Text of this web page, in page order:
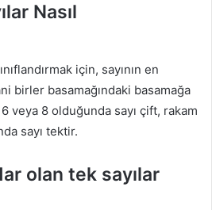
Nasıl
için, sayının en
birler basamağındaki basamağa
veya 8 olduğunda sayı çift, rakam
sayı tektir.
olan tek sayılar